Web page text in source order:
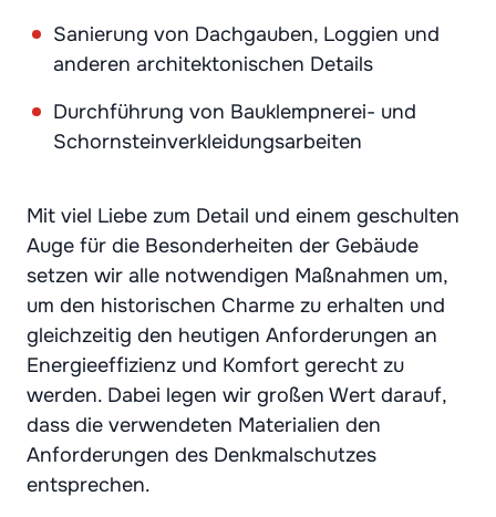
Sanierung von Dachgauben, Loggien und
anderen architektonischen Details
Durchführung von Bauklempnerei- und
Schornsteinverkleidungsarbeiten
Mit viel Liebe zum Detail und einem geschulten
Auge für die Besonderheiten der Gebäude
setzen wir alle notwendigen Maßnahmen um,
um den historischen Charme zu erhalten und
gleichzeitig den heutigen Anforderungen an
Energieeffizienz und Komfort gerecht zu
werden. Dabei legen wir großen Wert darauf,
dass die verwendeten Materialien den
Anforderungen des Denkmalschutzes
entsprechen.